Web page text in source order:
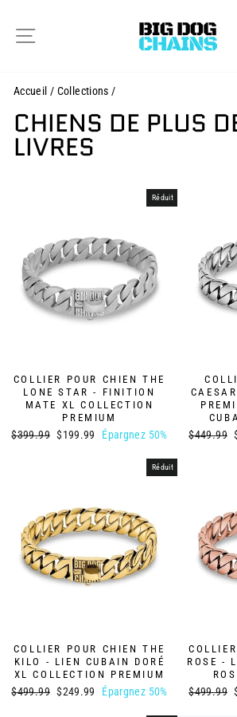
contenu
Accueil / Collections /
CHIENS DE PLUS
LIVRES
Réduit
COLLIER POUR CHIEN THE
LONE STAR - FINITION
MATE XL COLLECTION
PREMIUM
Prix
$399.99 Prix
$199.99 Épargnez 50%
Prix
$449.99
Réduit
COLLIER POUR CHIEN THE
KILO - LIEN CUBAIN DORÉ
XL COLLECTION PREMIUM
Prix
$499.99 Prix
$249.99 Épargnez 50%
ROSE -
Prix
$499.99